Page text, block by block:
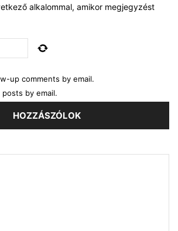
alkalommal, amikor megjegyzést
up comments by email.
by email.